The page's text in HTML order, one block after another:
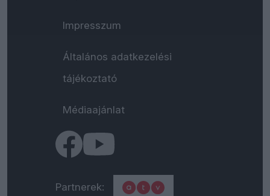
Impresszum
Általános adatkezelési
tájékoztató
Médiaajánlat
Partnerek: